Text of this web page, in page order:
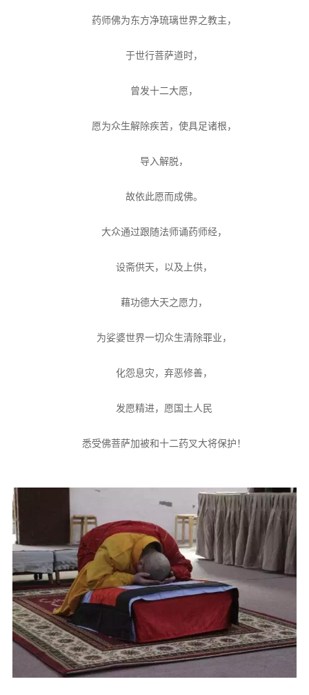
观世音热线
学报论集
活动记录
药师佛为东方净琉璃世界之教主，
于世行菩萨道时，
曾发十二大愿，
愿为众生解除疾苦，使具足诸根，
导入解脱，
故依此愿而成佛。
大众通过跟随法师诵药师经，
设斋供天，以及上供，
藉功德大天之愿力，
为娑婆世界一切众生清除罪业，
化怨息灾，弃恶修善，
发愿精进，愿国土人民
悉受佛菩萨加被和十二药叉大将保护！